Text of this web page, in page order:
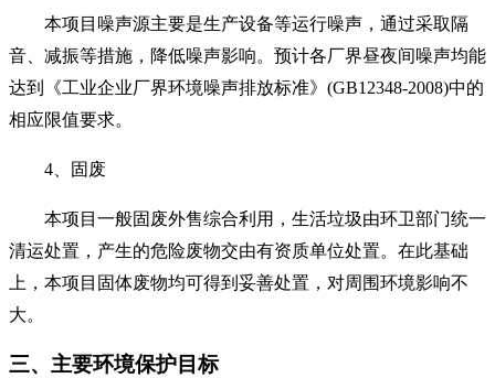
本项目噪声源主要是生产设备等运行噪声，通过采取隔
音、减振等措施，降低噪声影响。预计各厂界昼夜间噪声均能
达到《工业企业厂界环境噪声排放标准》 (GB12348-2008)中的
相应限值要求。
4 、固废
本项目一般固废外售综合利用，生活垃圾由环卫部门统一
清运处置，产生的危险废物交由有资质单位处置。在此基础
上，本项目固体废物均可得到妥善处置，对周围环境影响不
大。
三、主要环境保护目标